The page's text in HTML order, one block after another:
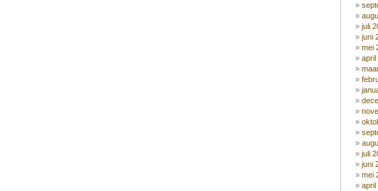
juli
juni
mei
april
juli
juni
mei
april